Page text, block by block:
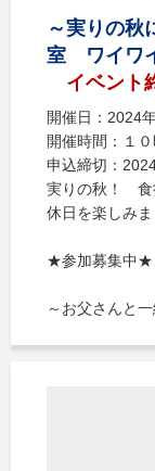
～実りの
室 ワイワ
イベント
開催日：2024
開催時間：１
申込締切：
実りの秋！ 食
休日を楽しみま
★参加募集中★
～お父さんと